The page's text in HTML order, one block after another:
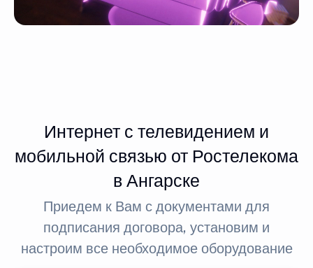
Интернет с телевидением и
мобильной связью от Ростелекома
в Ангарске
Приедем к Вам с документами для
подписания договора, установим и
настроим все необходимое оборудование